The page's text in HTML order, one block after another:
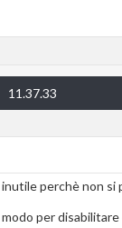
11.37.33
perchè non
per